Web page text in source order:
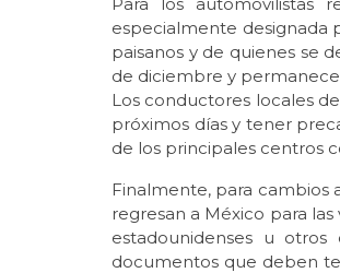
especialmente designada
paisanos y de quienes se
de diciembre y
Los conductores locales
próximos días y tener
de los principales centros
Finalmente, para cambios
regresan a México para
estadounidenses u
documentos que deben